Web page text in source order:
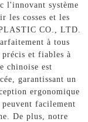
l'innovant système
les cosses et les
CO., LTD.
à tous
précis et fiables à
chinoise est
garantissant un
ergonomique
facilement
De plus, notre